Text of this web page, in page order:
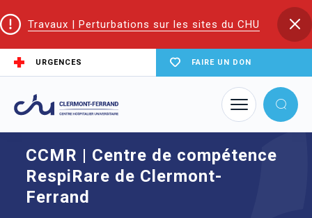
Travaux | Perturbations sur les sites du CHU
URGENCES FAIRE UN DON
Accueil
CCMR | Centre de compétence RespiRare de Clermont-Ferrand
CCMR | Centre de compétence
RespiRare de Clermont-
Ferrand